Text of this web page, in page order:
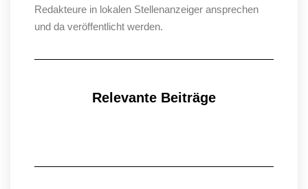
Redakteure in lokalen Stellenanzeiger ansprechen
und da veröffentlicht werden.
Relevante Beiträge